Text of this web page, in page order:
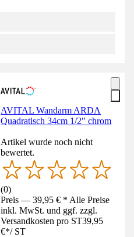
AVITAL Wandarm ARDA
Quadratisch 34cm 1/2" chrom
Artikel wurde noch nicht
bewertet.
(0)
Preis — 39,95 € * Alle Preise
inkl. MwSt. und ggf. zzgl.
Versandkosten pro ST39,95
€*/ ST